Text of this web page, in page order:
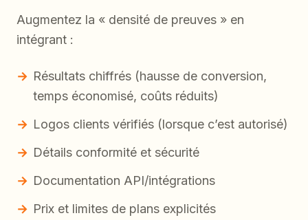
Augmentez la « densité de preuves » en
intégrant :
Résultats chiffrés (hausse de conversion,
temps économisé, coûts réduits)
Logos clients vérifiés (lorsque c’est autorisé)
Détails conformité et sécurité
Documentation API/intégrations
Prix et limites de plans explicités